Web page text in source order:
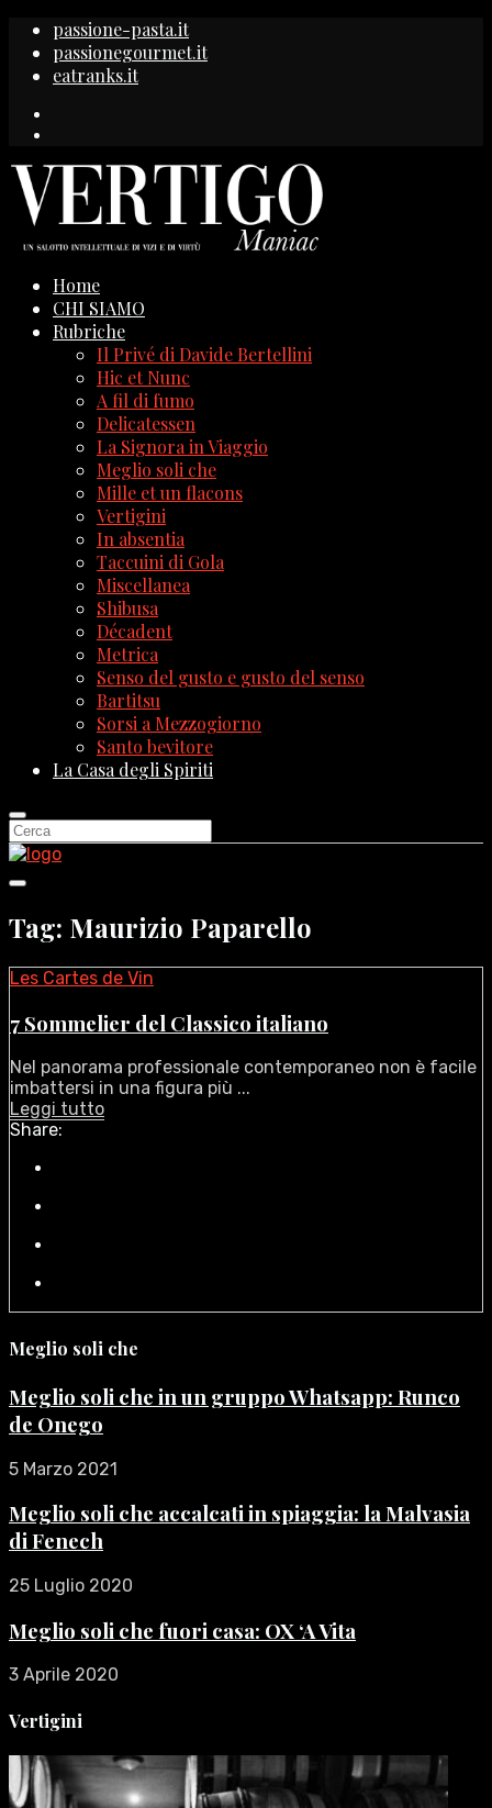
passione-pasta.it
passionegourmet.it
eatranks.it
Home
CHI SIAMO
Rubriche
Il Privé di Davide Bertellini
Hic et Nunc
A fil di fumo
Delicatessen
La Signora in Viaggio
Meglio soli che
Mille et un flacons
Vertigini
In absentia
Taccuini di Gola
Miscellanea
Shibusa
Décadent
Metrica
Senso del gusto e gusto del senso
Bartitsu
Sorsi a Mezzogiorno
Santo bevitore
La Casa degli Spiriti
Tag: Maurizio Paparello
Les Cartes de Vin
7 Sommelier del Classico italiano
Nel panorama professionale contemporaneo non è facile
imbattersi in una figura più ...
Leggi tutto
Share:
Meglio soli che
Meglio soli che in un gruppo Whatsapp: Runco
de Onego
5 Marzo 2021
Meglio soli che accalcati in spiaggia: la Malvasia
di Fenech
25 Luglio 2020
Meglio soli che fuori casa: OX ‘A Vita
3 Aprile 2020
Vertigini